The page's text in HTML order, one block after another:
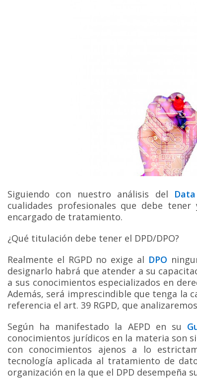
Siguiendo con nuestro análisis del
cualidades profesionales que debe
encargado de tratamiento.
¿Qué titulación debe tener el DPD/DPO?
Realmente el RGPD no exige al DPO
designarlo habrá que atender a su
a sus conocimientos especializados en
Además, será imprescindible que tenga la
referencia el art. 39 RGPD, que
Según ha manifestado la AEPD en su
conocimientos jurídicos en la materia son
con conocimientos ajenos a lo
tecnología aplicada al tratamiento de
organización en la que el DPD desempeña